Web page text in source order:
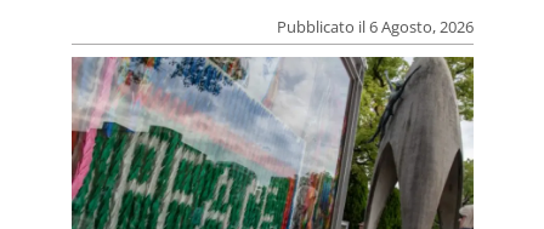
Pubblicato il 6 Agosto, 2026